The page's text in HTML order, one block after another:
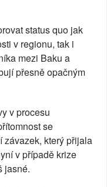
status quo jak
v regionu, tak i
mezi Baku a
přesně opačným
v procesu
se
závazek, který přijala
v případě krize
jasné.